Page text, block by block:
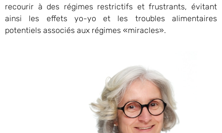
recourir à des régimes restrictifs et frustrants, évitant
ainsi les effets yo-yo et les troubles alimentaires
potentiels associés aux régimes «miracles».